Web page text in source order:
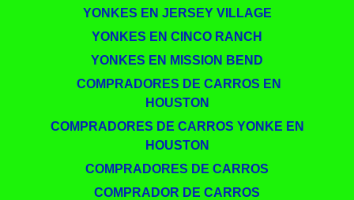
YONKES EN JERSEY VILLAGE
YONKES EN CINCO RANCH
YONKES EN MISSION BEND
​​ COMPRADORES DE CARROS EN
HOUSTON
COMPRADORES DE CARROS YONKE EN
HOUSTON
COMPRADORES DE CARROS
COMPRADOR DE CARROS